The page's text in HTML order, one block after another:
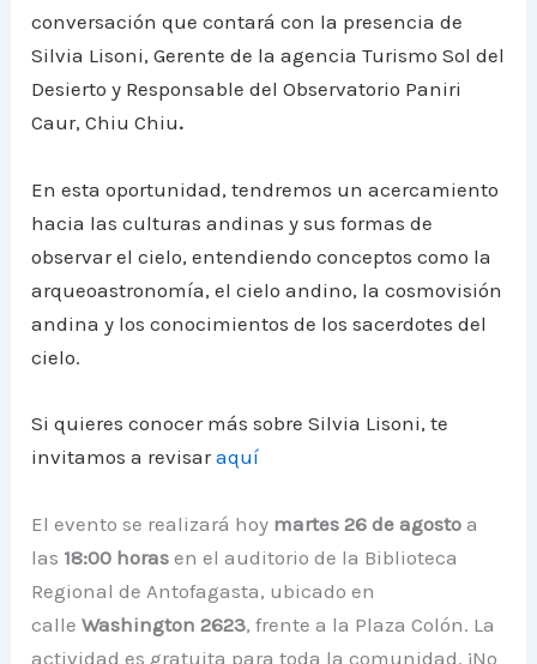
conversación que contará con la presencia de
Silvia Lisoni, Gerente de la agencia Turismo Sol del
Desierto y Responsable del Observatorio Paniri
Caur, Chiu Chiu.
En esta oportunidad, tendremos un acercamiento
hacia las culturas andinas y sus formas de
observar el cielo, entendiendo conceptos como la
arqueoastronomía, el cielo andino, la cosmovisión
andina y los conocimientos de los sacerdotes del
cielo.
Si quieres conocer más sobre Silvia Lisoni, te
invitamos a revisaraquí
El evento se realizará hoy martes 26 de agosto a
las 18:00 horas en el auditorio de la Biblioteca
Regional de Antofagasta, ubicado en
calleWashington 2623, frente a la Plaza Colón. La
actividad es gratuita para toda la comunidad. ¡No